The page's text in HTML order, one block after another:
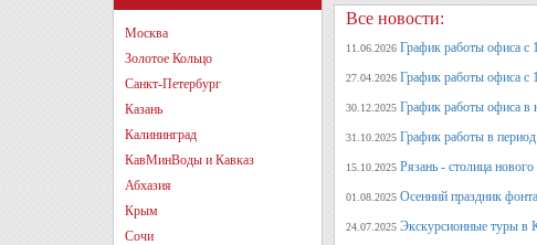
Москва
Золотое Кольцо
Санкт-Петербург
Казань
Калининград
КавМинВоды и Кавказ
Абхазия
Крым
Сочи
Все новости:
11.06.2026 График работы офиса с
27.04.2026 График работы офиса с
30.12.2025 График работы офиса в
31.10.2025 График работы в
15.10.2025 Рязань - столица
01.08.2025 Осенний праздник
24.07.2025 Экскурсионные туры в